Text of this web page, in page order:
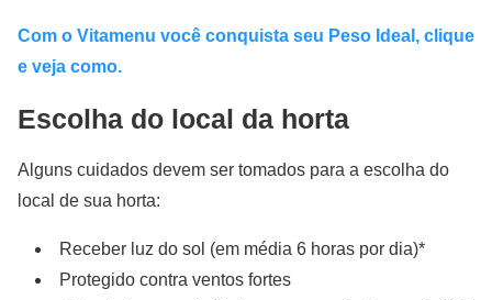
Com o Vitamenu você conquista seu Peso Ideal, clique
e veja como.
Escolha do local da horta
Alguns cuidados devem ser tomados para a escolha do
local de sua horta:
Receber luz do sol (em média 6 horas por dia)*
Protegido contra ventos fortes